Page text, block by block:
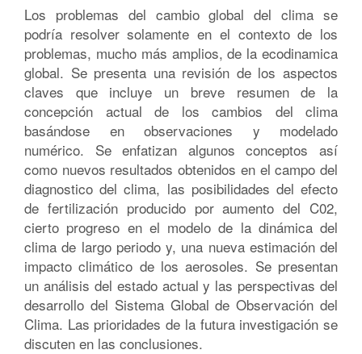
Los problemas del cambio global del clima se
podría resolver solamente en el contexto de los
problemas, mucho más amplios, de la ecodinamica
global. Se presenta una revisión de los aspectos
claves que incluye un breve resumen de la
concepción actual de los cambios del clima
basándose en observaciones y modelado
numérico. Se enfatizan algunos conceptos así
como nuevos resultados obtenidos en el campo del
diagnostico del clima, las posibilidades del efecto
de fertilización producido por aumento del C02,
cierto progreso en el modelo de la dinámica del
clima de largo periodo y, una nueva estimación del
impacto climático de los aerosoles. Se presentan
un análisis del estado actual y las perspectivas del
desarrollo del Sistema Global de Observación del
Clima. Las prioridades de la futura investigación se
discuten en las conclusiones.